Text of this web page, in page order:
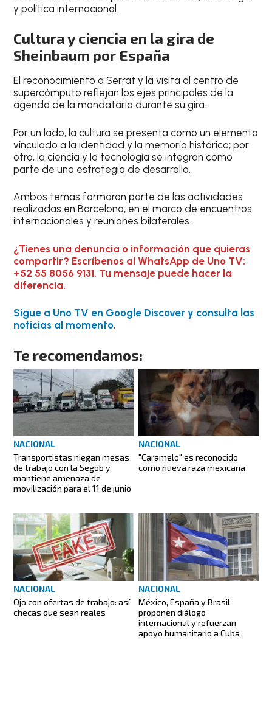
y política internacional.
Cultura y ciencia en la gira de
Sheinbaum por España
El reconocimiento a Serrat y la visita al centro de
supercómputo reflejan los ejes principales de la
agenda de la mandataria durante su gira.
Por un lado, la cultura se presenta como un elemento
vinculado a la identidad y la memoria histórica; por
otro, la ciencia y la tecnología se integran como
parte de una estrategia de desarrollo.
Ambos temas formaron parte de las actividades
realizadas en Barcelona, en el marco de encuentros
internacionales y reuniones bilaterales.
¿Tienes una denuncia o información que quieras
compartir? Escríbenos al WhatsApp de Uno TV:
+52 55 8056 9131. Tu mensaje puede hacer la
diferencia.
Sigue a Uno TV en Google Discover y consulta las
noticias al momento.
Te recomendamos:
NACIONAL
Transportistas niegan mesas
de trabajo con la Segob y
mantiene amenaza de
movilización para el 11 de junio
NACIONAL
"Caramelo" es reconocido
como nueva raza mexicana
NACIONAL
Ojo con ofertas de trabajo: así
checas que sean reales
NACIONAL
México, España y Brasil
proponen diálogo
internacional y refuerzan
apoyo humanitario a Cuba